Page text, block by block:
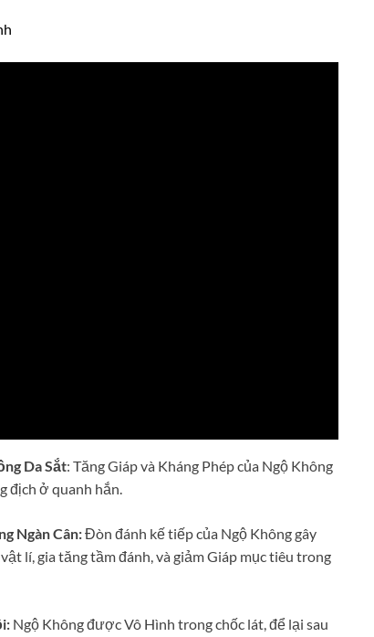
Da Sắt: Tăng Giáp và Kháng Phép của Ngộ Không
địch ở quanh hắn.
Ngàn Cân:Đòn đánh kế tiếp của Ngộ Không gây
lí, gia tăng tầm đánh, và giảm Giáp mục tiêu trong
Ngộ Không được Vô Hình trong chốc lát, để lại sau